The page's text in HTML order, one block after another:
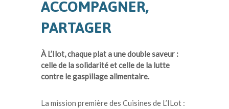
ACCOMPAGNER,
PARTAGER
À L’Ilot, chaque plat a une double saveur :
celle de la solidarité et celle de la lutte
contre le gaspillage alimentaire.
La mission première des Cuisines de L’ILot :